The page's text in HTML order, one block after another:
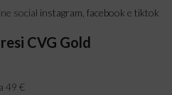
social instagram facebook e tiktok
CVG Gold
49 €